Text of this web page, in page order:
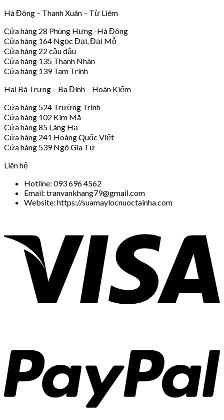
Hà Đông – Thanh Xuân – Từ Liêm
Cửa hàng 28 Phùng Hưng -Hà Đông
Cửa hàng 164 Ngọc Đại, Đại Mỗ
Cửa hàng 22 cầu dậu
Cửa hàng 135 Thanh Nhàn
Cửa hàng 139 Tam Trinh
Hai Bà Trưng – Ba Đình – Hoàn Kiếm
Cửa hàng 524 Trường Trinh
Cửa hàng 102 Kim Mã
Cửa hàng 85 Láng Hạ
Cửa hàng 241 Hoàng Quốc Việt
Cửa hàng 539 Ngô Gia Tự
Liên hệ
Hotline: 093 696 4562
Email: tranvankhang79@gmail.com
Website: https://suamaylocnuoctainha.com